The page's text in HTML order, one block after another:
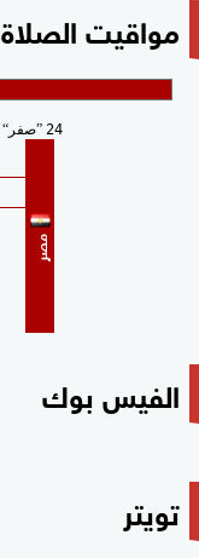
مواقيت الصلاة
24 صفر
مصر
الفيس بوك
تويتر